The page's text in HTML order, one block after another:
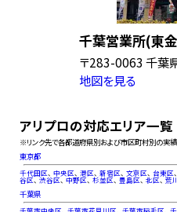
千葉営業所(東
〒283-0063 千葉
地図を見る
アリプロの対応エリア一覧
※リンク先で各都道府県別および市区町村別の実績
東京都
千代田区、中央区、港区、新宿区、文京区、台東区
谷区、渋谷区、中野区、杉並区、豊島区、北区、荒
千葉県
千葉市中央区、千葉市花見川区、千葉市稲毛区、